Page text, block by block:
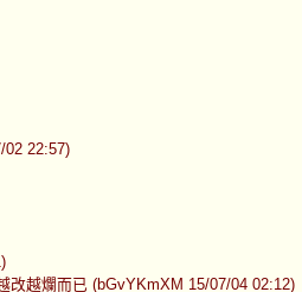
02 22:57)
改越爛而已 (bGvYKmXM 15/07/04 02:12)